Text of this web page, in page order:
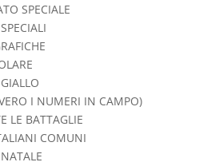
SPECIALE
I NUMERI IN CAMPO)
LE BATTAGLIE
COMUNI